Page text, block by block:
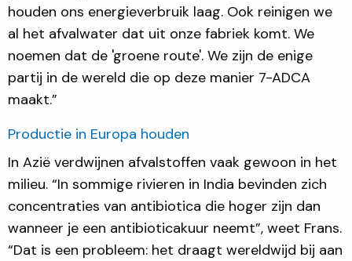
houden ons energieverbruik laag. Ook reinigen we
al het afvalwater dat uit onze fabriek komt. We
noemen dat de 'groene route'. We zijn de enige
partij in de wereld die op deze manier 7-ADCA
maakt.”
Productie in Europa houden
In Azië verdwijnen afvalstoffen vaak gewoon in het
milieu. “In sommige rivieren in India bevinden zich
concentraties van antibiotica die hoger zijn dan
wanneer je een antibioticakuur neemt”, weet Frans.
“Dat is een probleem: het draagt wereldwijd bij aan